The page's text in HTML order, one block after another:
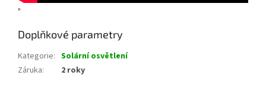
"
Doplňkové parametry
Kategorie: Solární osvětlení
Záruka: 2 roky